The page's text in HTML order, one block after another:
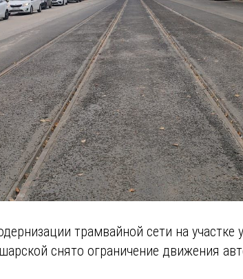
трамвайной сети на
снято ограничение движения